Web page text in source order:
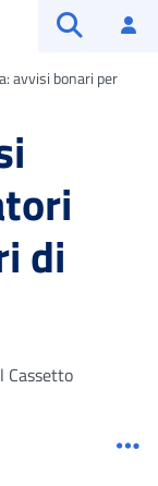
avvisi bonari per
di
Cassetto